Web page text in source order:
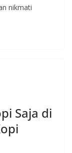
nikmati
Saja di